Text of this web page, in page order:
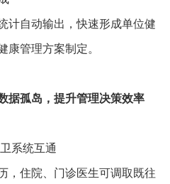
计自动输出，快速形成单位健
康管理方案制定。
据孤岛，提升管理决策效率
系统互通
，住院、门诊医生可调取既往